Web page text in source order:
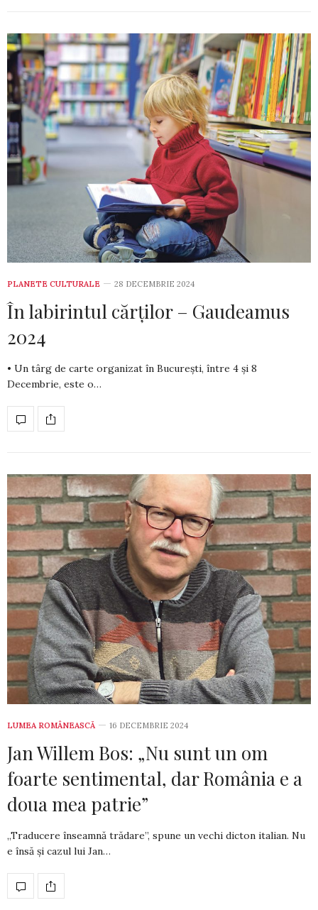
PLANETE CULTURALE 28 DECEMBRIE 2024
În labirintul cărților – Gaudeamus
2024
• Un târg de carte organizat în București, între 4 și 8
Decembrie, este o…
LUMEA ROMÂNEASCĂ 16 DECEMBRIE 2024
Jan Willem Bos: „Nu sunt un om
foarte sentimental, dar România e a
doua mea patrie”
„Traducere înseamnă trădare”, spune un vechi dicton italian. Nu
e însă și cazul lui Jan…